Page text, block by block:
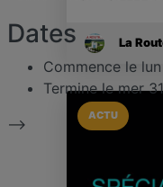
La
ACTU
Dates
Commence le
Termine lemer
-->